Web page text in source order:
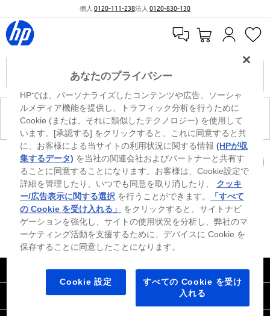
個人 0120-111-238法人 0120-830-130
現在、このカテゴリには商品がありません。
カートを確認
※ Windowsのすべてのエディションまたはバージョンで、すべての機能を使用でき
るわけではありません。Windowsの機能を最大限に活用するには、システムのハ
ードウェア、ドライバー、ソフトウェアのアップグレードおよび/または別途購
入、あるいはBIOSのアップデートが必要になる場合があります。Windowsは自動
的にアップデートされ、有効になります。高速インターネットとMicrosoftアカウ
ントが必要になります。ISPの料金が適用され、今後アップデートの際に要件が追
加される場合があります。http://www.windows.com 外部リンクアイコンをご覧く
ださい。
｜United States HP.com
会社情報
あなたのプライバシー
HPでは、パーソナライズしたコンテンツや広告、ソーシャ
ルメディア機能を提供し、トラフィック分析を行うために
Cookie (または、それに類似したテクノロジー) を使用して
います。[承認する] をクリックすると、これに同意すると共
に、お客様による当サイトの利用状況に関する情報(HPが収
集するデータ) を当社の関連会社およびパートナーと共有す
ることに同意することになります。お客様は、Cookie設定で
詳細を管理したり、いつでも同意を取り消したり、 クッキ
ー/広告表示に関する選択 を行うことができます。
「すべて
の Cookie を受け入れる」
をクリックすると、サイトナビ
ゲーションを強化し、サイトの使用状況を分析し、弊社のマ
ーケティング活動を支援するために、デバイスに Cookie を
保存することに同意したことになります。
Cookie 設定
すべての Cookie を受け
入れる